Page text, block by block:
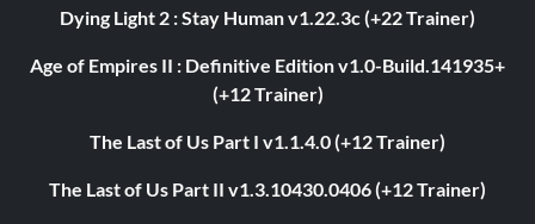
Dying Light 2 : Stay Human v1.22.3c (+22 Trainer)
Age of Empires II : Definitive Edition v1.0-Build.141935+
(+12 Trainer)
The Last of Us Part I v1.1.4.0 (+12 Trainer)
The Last of Us Part II v1.3.10430.0406 (+12 Trainer)